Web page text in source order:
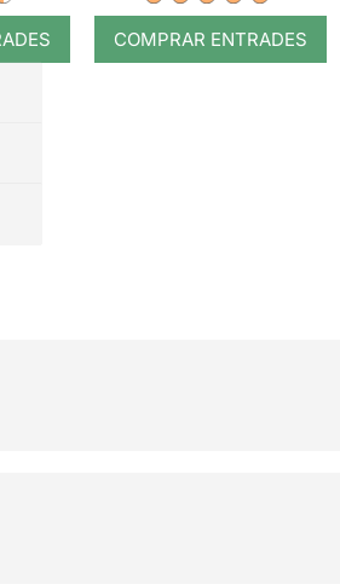
COMPRAR ENTRADES